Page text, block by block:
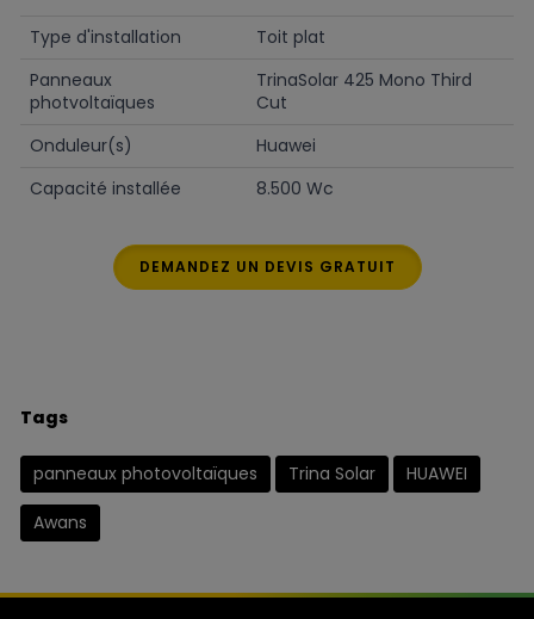
Type d'installation
Toit plat
Panneaux
photvoltaïques
TrinaSolar 425 Mono Third
Cut
Onduleur(s)
Huawei
Capacité installée
8.500 Wc
DEMANDEZ UN DEVIS GRATUIT
Tags
panneaux photovoltaïques Trina Solar HUAWEI
Awans